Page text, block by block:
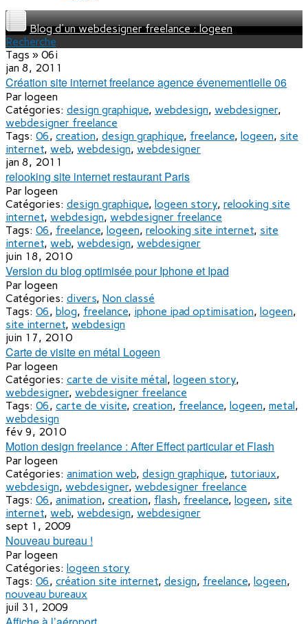
Blog d'un webdesigner freelance : logeen
Recherche
Tags » 06i
jan 8, 2011
Création site internet freelance agence évenementielle 06
Par logeen
Catégories: design graphique, webdesign, webdesigner,
webdesigner freelance
Tags: 06, creation, design graphique, freelance, logeen, site
internet, web, webdesign, webdesigner
jan 8, 2011
relooking site internet restaurant Paris
Par logeen
Catégories: design graphique, logeen story, relooking site
internet, webdesign, webdesigner freelance
Tags: 06, freelance, logeen, relooking site internet, site
internet, web, webdesign, webdesigner
juin 18, 2010
Version du blog optimisée pour Iphone et Ipad
Par logeen
Catégories: divers, Non classé
Tags: 06, blog, freelance, iphone ipad optimisation, logeen,
site internet, webdesign
juin 17, 2010
Carte de visite en métal Logeen
Par logeen
Catégories: carte de visite métal, logeen story,
webdesigner, webdesigner freelance
Tags: 06, carte de visite, creation, freelance, logeen, metal,
webdesign
fév 9, 2010
Motion design freelance : After Effect particular et Flash
Par logeen
Catégories: animation web, design graphique, tutoriaux,
webdesign, webdesigner, webdesigner freelance
Tags: 06, animation, creation, flash, freelance, logeen, site
internet, web, webdesign, webdesigner
sept 1, 2009
Nouveau bureau !
Par logeen
Catégories: logeen story
Tags: 06, création site internet, design, freelance, logeen,
nouveau bureaux
juil 31, 2009